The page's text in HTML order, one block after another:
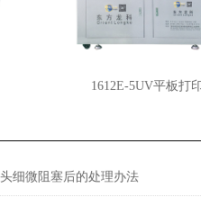
1612E-5UV平板打印机
细微阻塞后的处理办法